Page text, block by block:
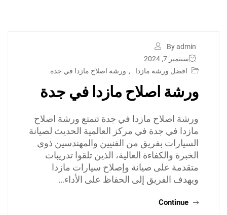
By admin
سبتمبر 7, 2024
افضل ورشة مازدا
, ورشة اصلاح مازدا في جدة
ورشة اصلاح مازدا في جدة
ورشة اصلاح مازدا في جدة تتمتع ورشة اصلاح
مازدا في جدة في مركز العالمية الحديث لصيانة
السيارات بفريق من الفنيين والمهندسين ذوي
الخبرة والكفاءة العالية، الذين تلقوا تدريبات
متقدمة على صيانة وإصلاح سيارات مازدا
ويهدف الفريق إلى الحفاظ على الأداء…
Continue